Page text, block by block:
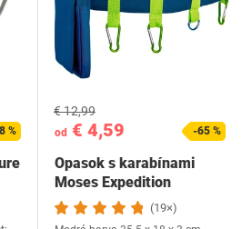
% od € 4,59
€ 12,99
-65 %
Opasok s karabínami
Moses Expedition
(19×)